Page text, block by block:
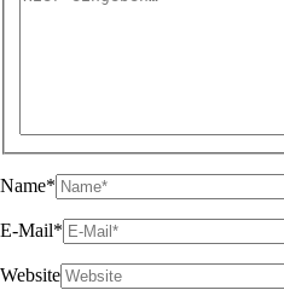
Name*
E-Mail*
Website